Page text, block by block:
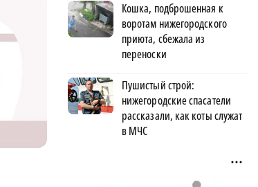
Кошка, подброшенная к
воротам нижегородского
приюта, сбежала из
переноски
Пушистый строй:
нижегородские спасатели
рассказали, как коты служат
в МЧС